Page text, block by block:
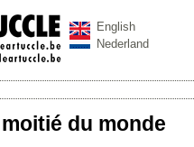
principal
English
Nederland
du monde